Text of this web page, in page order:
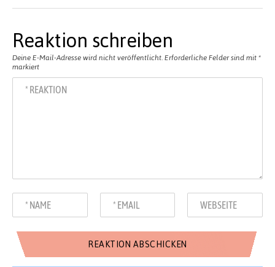
Reaktion schreiben
Deine E-Mail-Adresse wird nicht veröffentlicht. Erforderliche Felder sind mit *
markiert